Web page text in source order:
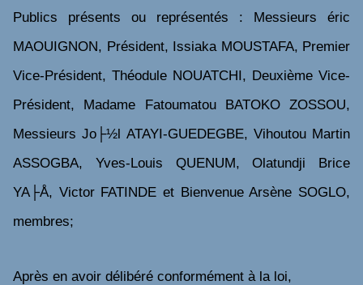
Publics présents ou représentés : Messieurs éric
MAOUIGNON, Président, Issiaka MOUSTAFA, Premier
Vice-Président, Théodule NOUATCHI, Deuxième Vice-
Président, Madame Fatoumatou BATOKO ZOSSOU,
Messieurs Jo├½l ATAYI-GUEDEGBE, Vihoutou Martin
ASSOGBA,
Yves-Louis QUENUM, Olatundji Brice
YA├Å, Victor FATINDE et Bienvenue Arsène SOGLO,
membres;
Après en avoir délibéré conformément à la loi,